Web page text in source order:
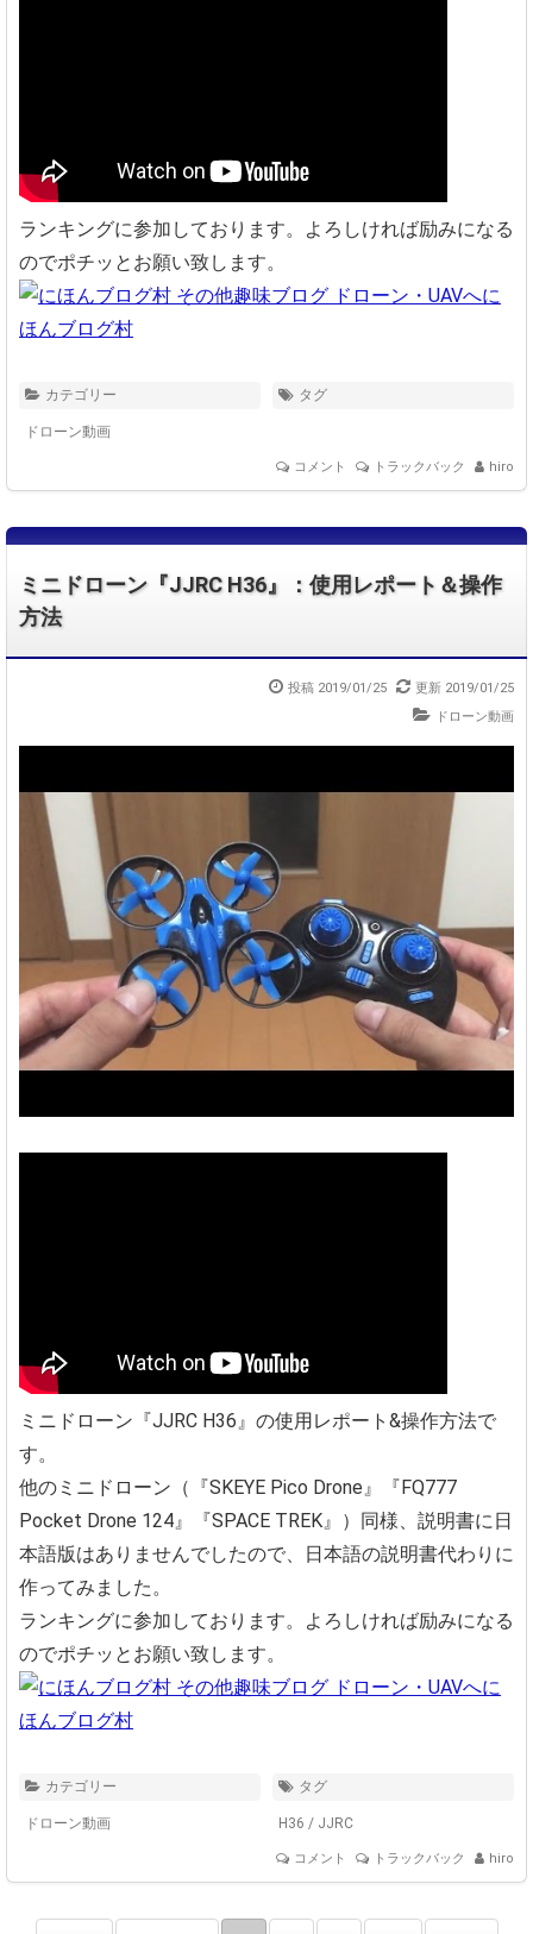
ランキングに参加しております。よろしければ励みになる
のでポチッとお願い致します。
に
ほんブログ村
カテゴリー
ドローン動画
タグ
コメント トラックバック hiro
ミニドローン『JJRC H36』：使用レポート＆操作
方法
投稿 2019/01/25
更新 2019/01/25
ドローン動画
ミニドローン『JJRC H36』の使用レポート&操作方法で
す。
他のミニドローン（『SKEYE Pico Drone』『FQ777
Pocket Drone 124』『SPACE TREK』）同様、説明書に日
本語版はありませんでしたので、日本語の説明書代わりに
作ってみ­ま­した。
ランキングに参加しております。よろしければ励みになる
のでポチッとお願い致します。
に
ほんブログ村
カテゴリー
ドローン動画
タグ
H36 / JJRC
コメント トラックバック hiro